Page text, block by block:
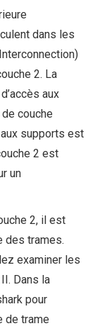
dans les
2. La
aux
couche
supports est
2 est
un
2, il est
des trames.
examiner les
Dans la
pour
de trame